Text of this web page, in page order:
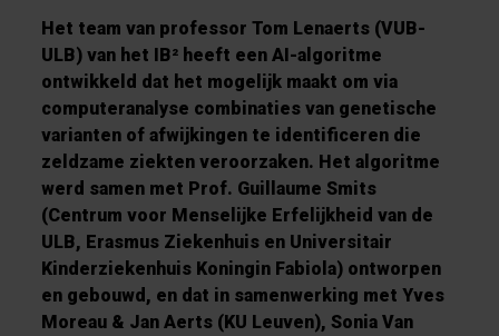
Het team van professorTom Lenaerts (VUB-
ULB) van het IB² heeft een AI-algoritme
ontwikkeld dat het mogelijk maakt om via
computeranalyse combinaties van genetische
varianten of afwijkingen te identificeren die
zeldzame ziekten veroorzaken. Het algoritme
werd samen met Prof. Guillaume Smits
(Centrum voor Menselijke Erfelijkheid van de
ULB, Erasmus Ziekenhuis en Universitair
Kinderziekenhuis Koningin Fabiola) ontworpen
en gebouwd, en dat in samenwerking met Yves
Moreau & Jan Aerts (KU Leuven), Sonia Van